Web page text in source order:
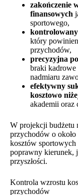
zakończenie
finansowych
sportowego,
który
przychodów,
precyzyjna
braki
nadmiaru
efektywny
kosztowo
akademii oraz
W projekcji budżetu
przychodów o
kosztów
poprawny kierunek,
przyszłości.
Kontrola wzrostu
przychodów